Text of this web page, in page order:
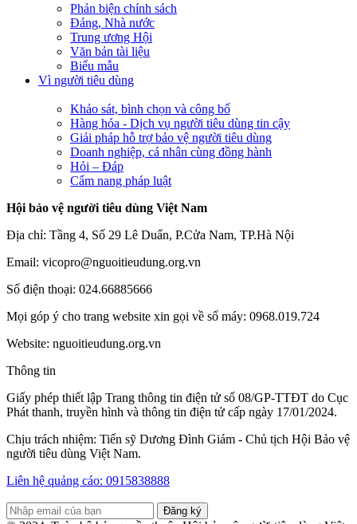
Phản biện chính sách
Đảng, Nhà nước
Trung ương Hội
Văn bản tài liệu
Biểu mẫu
Vì người tiêu dùng
Khảo sát, bình chọn và công bố
Hàng hóa - Dịch vụ người tiêu dùng tin cậy
Giải pháp hỗ trợ bảo vệ người tiêu dùng
Doanh nghiệp, cá nhân cùng đồng hành
Hỏi – Đáp
Cẩm nang pháp luật
Hội bảo vệ người tiêu dùng Việt Nam
Địa chỉ: Tầng 4, Số 29 Lê Duẩn, P.Cửa Nam, TP.Hà Nội
Email: vicopro@nguoitieudung.org.vn
Số điện thoại: 024.66885666
Mọi góp ý cho trang website xin gọi về số máy: 0968.019.724
Website: nguoitieudung.org.vn
Thông tin
Giấy phép thiết lập Trang thông tin điện tử số 08/GP-TTĐT do Cục
Phát thanh, truyền hình và thông tin điện tử cấp ngày 17/01/2024.
Chịu trách nhiệm: Tiến sỹ Dương Đình Giám - Chủ tịch Hội Bảo vệ
người tiêu dùng Việt Nam.
Liên hệ quảng cáo: 0915838888